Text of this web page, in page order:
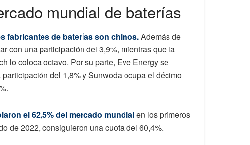
mundial de baterías
fabricantes de baterías son chinos.Además de
con una participación del 3,9%, mientras que la
lo coloca octavo. Por su parte, Eve Energy se
del 1,8% y Sunwoda ocupa el décimo
el 62,5% del mercado mundialen los primeros
de 2022, consiguieron una cuota del 60,4%.